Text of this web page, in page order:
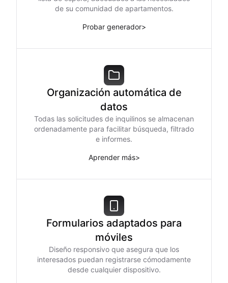
de su comunidad de apartamentos.
Probar generador>
Organización automática de
datos
Todas las solicitudes de inquilinos se almacenan
ordenadamente para facilitar búsqueda, filtrado
e informes.
Aprender más>
Formularios adaptados para
móviles
Diseño responsivo que asegura que los
interesados puedan registrarse cómodamente
desde cualquier dispositivo.